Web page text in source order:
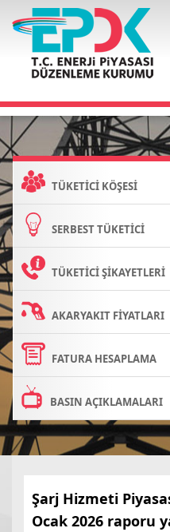
TÜKETİCİ KÖŞESİ
SERBEST TÜKETİCİ
TÜKETİCİ ŞİKAYETLERİ
AKARYAKIT FİYATLARI
FATURA HESAPLAMA
BASIN AÇIKLAMALARI
Şarj Hizmeti
Ocak 2026 raporu